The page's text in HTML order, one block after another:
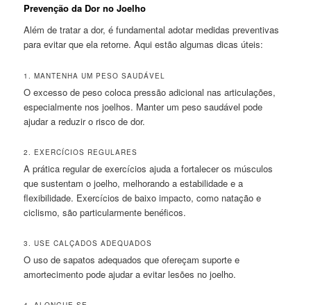
Prevenção da Dor no Joelho
Além de tratar a dor, é fundamental adotar medidas preventivas
para evitar que ela retorne. Aqui estão algumas dicas úteis:
1. MANTENHA UM PESO SAUDÁVEL
O excesso de peso coloca pressão adicional nas articulações,
especialmente nos joelhos. Manter um peso saudável pode
ajudar a reduzir o risco de dor.
2. EXERCÍCIOS REGULARES
A prática regular de exercícios ajuda a fortalecer os músculos
que sustentam o joelho, melhorando a estabilidade e a
flexibilidade. Exercícios de baixo impacto, como natação e
ciclismo, são particularmente benéficos.
3. USE CALÇADOS ADEQUADOS
O uso de sapatos adequados que ofereçam suporte e
amortecimento pode ajudar a evitar lesões no joelho.